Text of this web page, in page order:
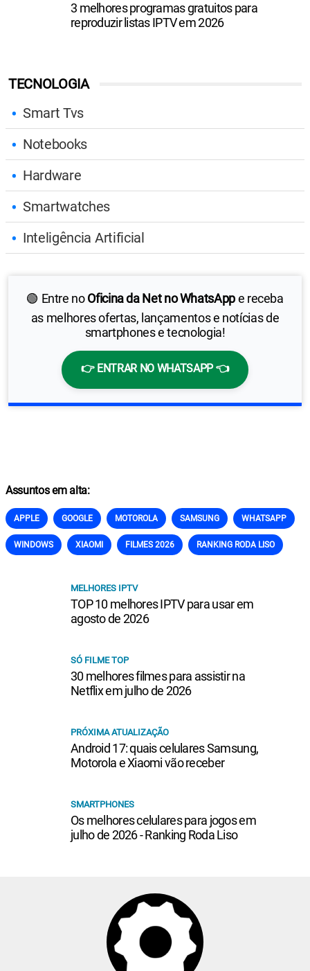
TECNOLOGIA
Smart Tvs
Notebooks
Hardware
Smartwatches
Inteligência Artificial
🟢 Entre noOficina da Net no WhatsAppe receba
as melhores ofertas, lançamentos e notícias de
smartphones e tecnologia!
👉 ENTRAR NO WHATSAPP 👈
3 melhores programas gratuitos para
reproduzir listas IPTV em 2026
Assuntos em alta:
APPLE GOOGLE MOTOROLA SAMSUNG WHATSAPP
WINDOWS XIAOMI FILMES 2026 RANKING RODA LISO
MELHORES IPTV
TOP 10 melhores IPTV para usar em
agosto de 2026
SÓ FILME TOP
30 melhores filmes para assistir na
Netflix em julho de 2026
PRÓXIMA ATUALIZAÇÃO
Android 17: quais celulares Samsung,
Motorola e Xiaomi vão receber
SMARTPHONES
Os melhores celulares para jogos em
julho de 2026 - Ranking Roda Liso